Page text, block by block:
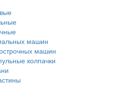
машин
машин
колпачки